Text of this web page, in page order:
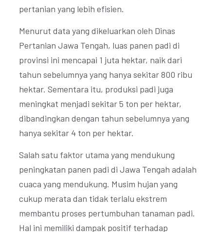
pertanian yang lebih efisien.
Menurut data yang dikeluarkan oleh Dinas
Pertanian Jawa Tengah, luas panen padi di
provinsi ini mencapai 1 juta hektar, naik dari
tahun sebelumnya yang hanya sekitar 800 ribu
hektar. Sementara itu, produksi padi juga
meningkat menjadi sekitar 5 ton per hektar,
dibandingkan dengan tahun sebelumnya yang
hanya sekitar 4 ton per hektar.
Salah satu faktor utama yang mendukung
peningkatan panen padi di Jawa Tengah adalah
cuaca yang mendukung. Musim hujan yang
cukup merata dan tidak terlalu ekstrem
membantu proses pertumbuhan tanaman padi.
Hal ini memiliki dampak positif terhadap